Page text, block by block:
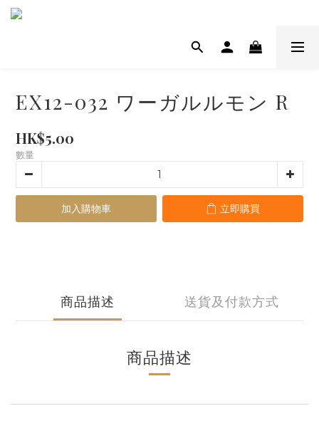
EX12-032 ワーガルルモン R
HK$5.00
數量
加入購物車 立即購買
商品描述 送貨及付款方式
商品描述